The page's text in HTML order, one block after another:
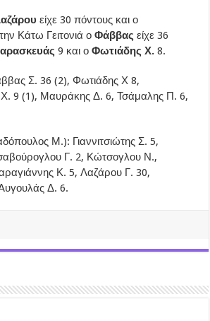
είχε 30 πόντους και ο
Κάτω Γειτονιά οΦάββαςείχε 36
9 και οΦωτιάδης Χ.8.
Σ. 36 (2), Φωτιάδης Χ 8,
9 (1), Μαυράκης Δ. 6, Τσάμαλης Π. 6,
Μ.): Γιαννιτσιώτης Σ. 5,
Γ. 2, Κώτσογλου Ν.,
Κ. 5, Λαζάρου Γ. 30,
Δ. 6.